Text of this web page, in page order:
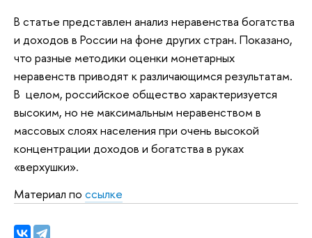
В статье представлен анализ неравенства богатства
и доходов в России на фоне других стран. Показано,
что разные методики оценки монетарных
неравенств приводят к различающимся результатам.
В целом, российское общество характеризуется
высоким, но не максимальным неравенством в
массовых слоях населения при очень высокой
концентрации доходов и богатства в руках
«верхушки».
Материал по ссылке